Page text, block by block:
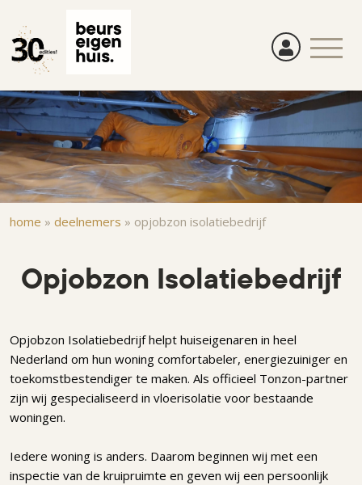
naar
de
gaan
Kruimelpad
home » deelnemers » opjobzon isolatiebedrijf
Opjobzon Isolatiebedrijf
Opjobzon Isolatiebedrijf helpt huiseigenaren in heel
Nederland om hun woning comfortabeler, energiezuiniger en
toekomstbestendiger te maken. Als officieel Tonzon-partner
zijn wij gespecialiseerd in vloerisolatie voor bestaande
woningen.
Iedere woning is anders. Daarom beginnen wij met een
inspectie van de kruipruimte en geven wij een persoonlijk